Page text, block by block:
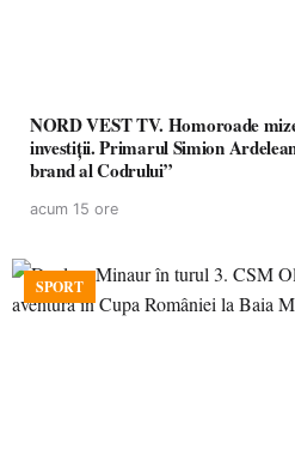
NORD VEST TV. Homoroade
investiții. Primarul Simion Ardelean: „Oțeloaia rămâne un
brand al Codrului”
acum 15 ore
SPORT